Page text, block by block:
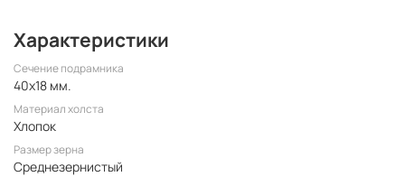
Характеристики
Сечение подрамника
40x18 мм.
Материал холста
Хлопок
Размер зерна
Среднезернистый